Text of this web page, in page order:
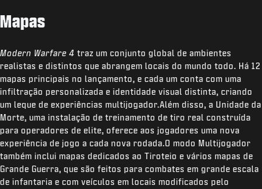
Mapas
Modern Warfare 4 traz um conjunto global de ambientes
realistas e distintos que abrangem locais do mundo todo. Há 12
mapas principais no lançamento, e cada um conta com uma
infiltração personalizada e identidade visual distinta, criando
um leque de experiências multijogador.Além disso, a Unidade da
Morte, uma instalação de treinamento de tiro real construída
para operadores de elite, oferece aos jogadores uma nova
experiência de jogo a cada nova rodada.O modo Multijogador
também inclui mapas dedicados ao Tiroteio e vários mapas de
Grande Guerra, que são feitos para combates em grande escala
de infantaria e com veículos em locais modificados pelo